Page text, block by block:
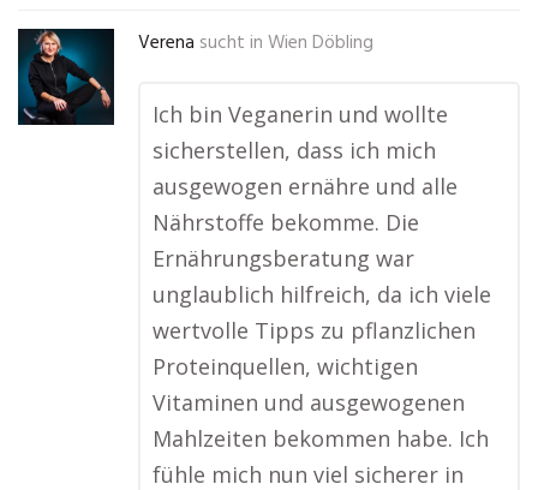
Verena sucht in Wien Döbling
Ich bin Veganerin und wollte
sicherstellen, dass ich mich
ausgewogen ernähre und alle
Nährstoffe bekomme. Die
Ernährungsberatung war
unglaublich hilfreich, da ich viele
wertvolle Tipps zu pflanzlichen
Proteinquellen, wichtigen
Vitaminen und ausgewogenen
Mahlzeiten bekommen habe. Ich
fühle mich nun viel sicherer in